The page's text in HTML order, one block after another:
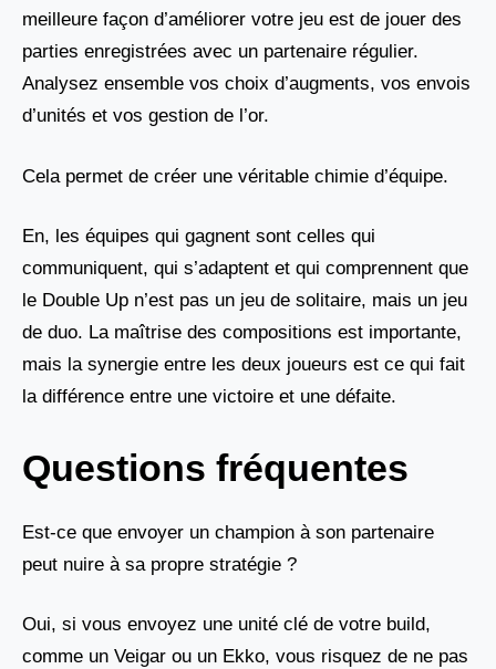
meilleure façon d’améliorer votre jeu est de jouer des
parties enregistrées avec un partenaire régulier.
Analysez ensemble vos choix d’augments, vos envois
d’unités et vos gestion de l’or.
Cela permet de créer une véritable chimie d’équipe.
En, les équipes qui gagnent sont celles qui
communiquent, qui s’adaptent et qui comprennent que
le Double Up n’est pas un jeu de solitaire, mais un jeu
de duo. La maîtrise des compositions est importante,
mais la synergie entre les deux joueurs est ce qui fait
la différence entre une victoire et une défaite.
Questions fréquentes
Est-ce que envoyer un champion à son partenaire
peut nuire à sa propre stratégie ?
Oui, si vous envoyez une unité clé de votre build,
comme un Veigar ou un Ekko, vous risquez de ne pas